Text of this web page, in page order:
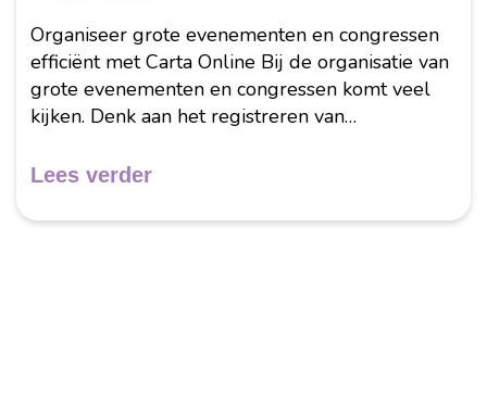
Organiseer grote evenementen en congressen
efficiënt met Carta Online Bij de organisatie van
grote evenementen en congressen komt veel
kijken. Denk aan het registreren van
beheren van toegang en het achteraf versturen
Lees verder